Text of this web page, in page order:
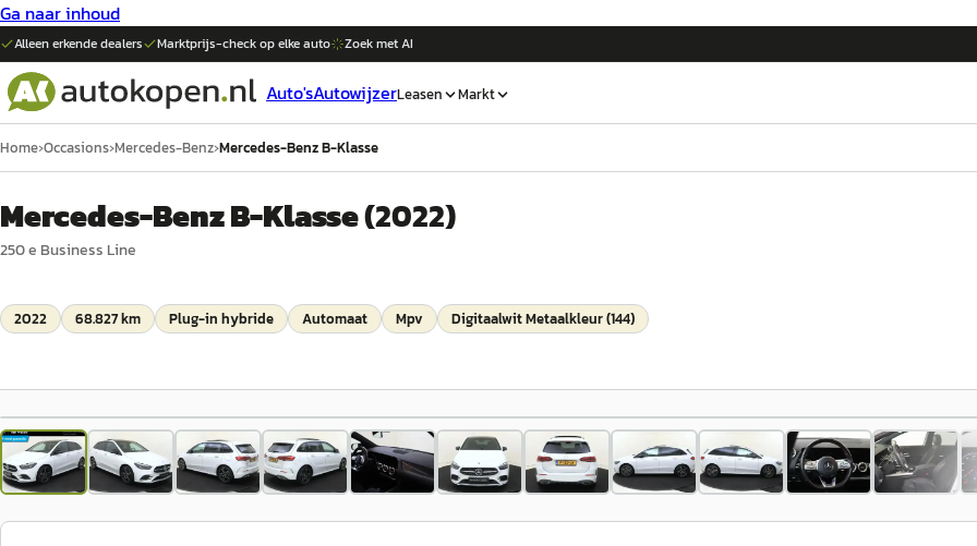
Ga naar inhoud
Alleen erkende dealers Marktprijs-check op elkeauto Zoek met AI
Auto'sAutowijzerLeasen Markt
Home›Occasions›Mercedes-Benz›Mercedes-Benz B-Klasse
Mercedes-Benz B-Klasse(2022)
250 e Business Line
2022 68.827 km Plug-in hybride Automaat Mpv Digitaalwit Metaalkleur (144)